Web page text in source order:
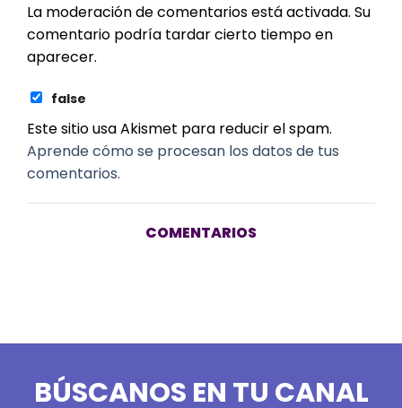
La moderación de comentarios está activada. Su
comentario podría tardar cierto tiempo en
aparecer.
false
Este sitio usa Akismet para reducir el spam.
Aprende cómo se procesan los datos de tus
comentarios.
COMENTARIOS
BÚSCANOS EN TU CANAL